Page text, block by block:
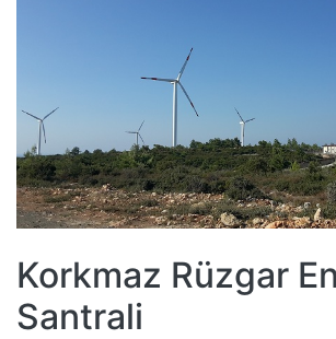
Korkmaz Rüzgar
Santrali